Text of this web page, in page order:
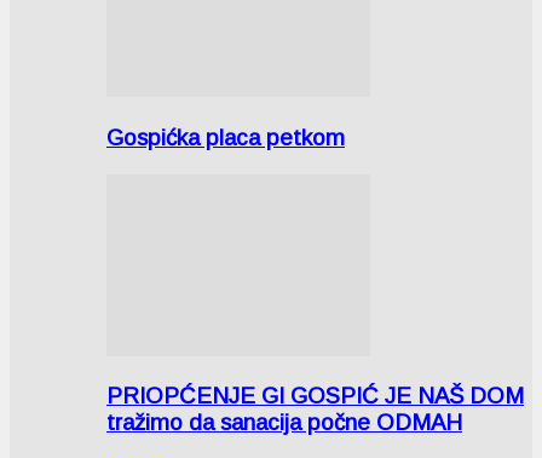
Gospićka placa petkom
PRIOPĆENJE GI GOSPIĆ JE NAŠ DOM
tražimo da sanacija počne ODMAH